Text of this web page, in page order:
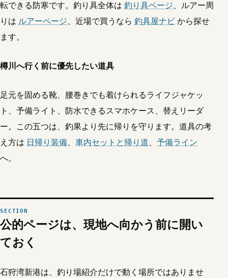
転できる防寒です。釣り具全体は 釣り具ページ、ルアー周
りは ルアーページ、近場で買うなら 釣具屋ナビから探せ
ます。
樽川へ行く前に優先したい道具
足元を固める靴、腰巻きでも着けられるライフジャケッ
ト、予備ライト、防水できるスマホケース、替えリーダ
ー。この五つは、釣果より先に帰りを守ります。道具の考
え方は 日帰り装備、 車内セットと帰り道、 予備ライン
へ。
公的ページは、現地へ向かう前に開い
ておく
石狩湾新港は、釣り場紹介だけで動く場所ではありませ